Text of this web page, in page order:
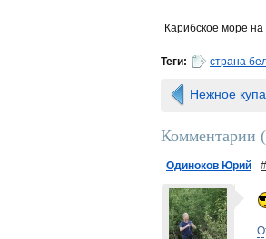
Карибское море на
Теги: страна
Нежное
Комментарии (
Одиноков Юрий #